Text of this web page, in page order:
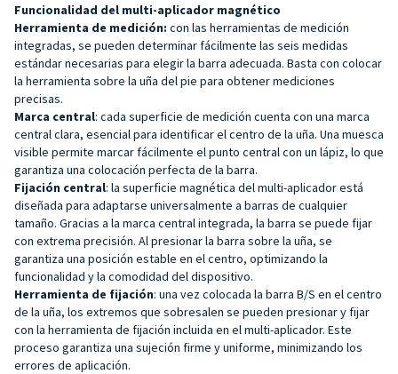
Funcionalidad del multi-aplicador magnético
Herramienta de medición: con las herramientas de medición
integradas, se pueden determinar fácilmente las seis medidas
estándar necesarias para elegir la barra adecuada. Basta con colocar
la herramienta sobre la uña del pie para obtener mediciones
precisas.
Marca central: cada superficie de medición cuenta con una marca
central clara, esencial para identificar el centro de la uña. Una muesca
visible permite marcar fácilmente el punto central con un lápiz, lo que
garantiza una colocación perfecta de la barra.
Fijación central: la superficie magnética del multi-aplicador está
diseñada para adaptarse universalmente a barras de cualquier
tamaño. Gracias a la marca central integrada, la barra se puede fijar
con extrema precisión. Al presionar la barra sobre la uña, se
garantiza una posición estable en el centro, optimizando la
funcionalidad y la comodidad del dispositivo.
Herramienta de fijación: una vez colocada la barra B/S en el centro
de la uña, los extremos que sobresalen se pueden presionar y fijar
con la herramienta de fijación incluida en el multi-aplicador. Este
proceso garantiza una sujeción firme y uniforme, minimizando los
errores de aplicación.